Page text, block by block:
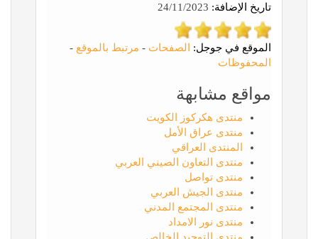
تاريخ الإضافة:
الموقع في جوجل: الصفحات - مرتبط بالموقع -
المحفوظات
مواقع مشابهة
منتدى هكركوز الكويت
منتدى عراق الأمل
المنتدى العراقي
منتدى التعاون الصيني العربي
منتدى تواصل
منتدى الجيش العربي
منتدى المجتمع المدني
منتدى نور الامداد